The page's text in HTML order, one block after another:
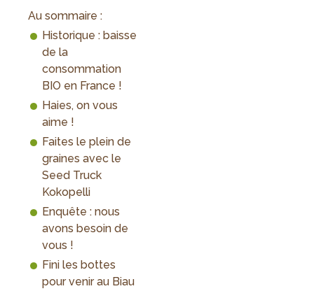
Au sommaire :
Historique : baisse
de la
consommation
BIO en France !
Haies, on vous
aime !
Faites le plein de
graines avec le
Seed Truck
Kokopelli
Enquête : nous
avons besoin de
vous !
Fini les bottes
pour venir au Biau